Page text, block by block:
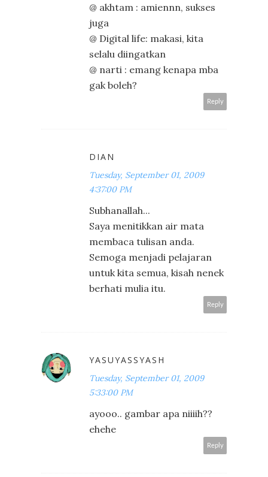
@ akhtam : amiennn, sukses
juga
@ Digital life: makasi, kita
selalu diingatkan
@ narti : emang kenapa mba
gak boleh?
Reply
DIAN
Tuesday, September 01, 2009
4:37:00 PM
Subhanallah...
Saya menitikkan air mata
membaca tulisan anda.
Semoga menjadi pelajaran
untuk kita semua, kisah nenek
berhati mulia itu.
Reply
YASUYASSYASH
Tuesday, September 01, 2009
5:33:00 PM
ayooo.. gambar apa niiiih??
ehehe
Reply